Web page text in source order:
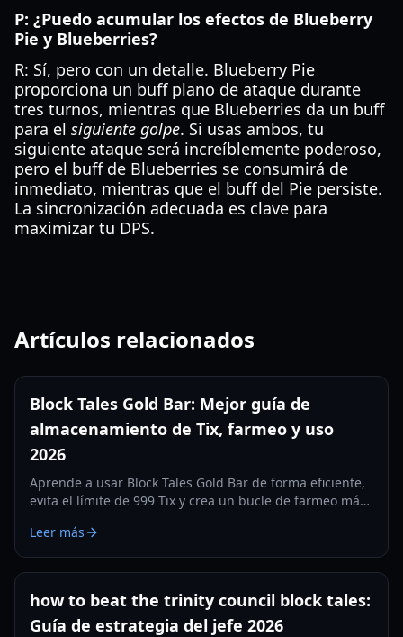
P: ¿Puedo acumular los efectos de Blueberry
Pie y Blueberries?
R: Sí, pero con un detalle. Blueberry Pie
proporciona un buff plano de ataque durante
tres turnos, mientras que Blueberries da un buff
para el siguiente golpe. Si usas ambos, tu
siguiente ataque será increíblemente poderoso,
pero el buff de Blueberries se consumirá de
inmediato, mientras que el buff del Pie persiste.
La sincronización adecuada es clave para
maximizar tu DPS.
Artículos relacionados
Block Tales Gold Bar: Mejor guía de
almacenamiento de Tix, farmeo y uso
2026
Aprende a usar Block Tales Gold Bar de forma eficiente,
evita el límite de 999 Tix y crea un bucle de farmeo más
Leer más
how to beat the trinity council block tales:
Guía de estrategia del jefe 2026